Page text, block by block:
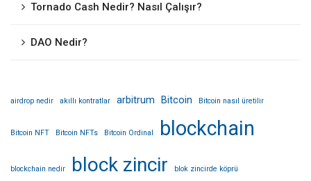
Tornado Cash Nedir? Nasıl Çalışır?
DAO Nedir?
airdrop nedir akıllı kontratlar arbitrum Bitcoin Bitcoin nasıl üretilir
Bitcoin NFT Bitcoin NFTs Bitcoin Ordinal blockchain
blockchain nedir block zincir blok zincirde köprü